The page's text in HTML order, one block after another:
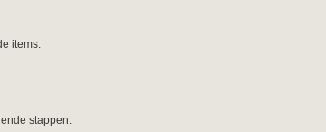
items.
stappen: